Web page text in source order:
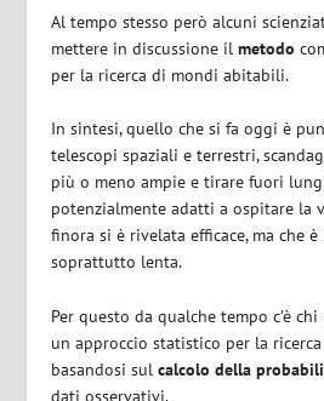
Al tempo stesso però alcuni
mettere in discussione ilmetodo
per la ricerca di mondi abitabili.
In sintesi, quello che si fa oggi è
telescopi spaziali e terrestri,
più o meno ampie e tirare fuori
potenzialmente adatti a ospitare la
finora si è rivelata efficace, ma che
soprattutto lenta.
Per questo da qualche tempo c’è
un approccio statistico per la ricerca
basandosi sulcalcolo della
dati osservativi.